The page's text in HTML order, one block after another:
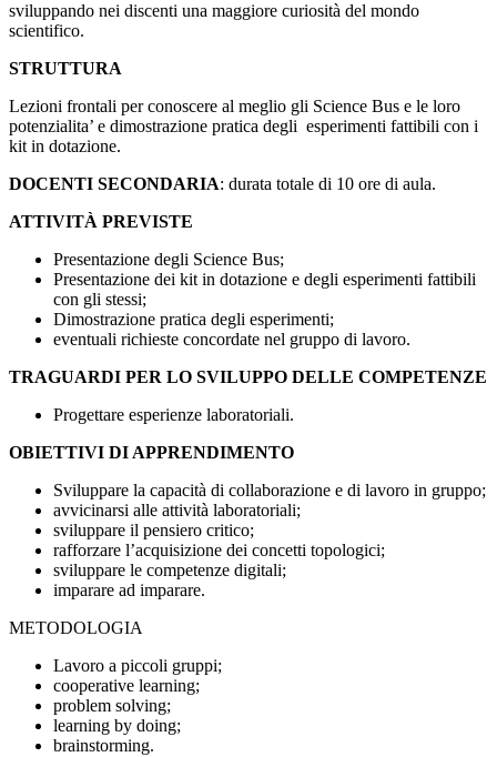
sviluppando nei discenti una maggiore curiosità del mondo
scientifico.
STRUTTURA
Lezioni frontali per conoscere al meglio gli Science Bus e le loro
potenzialita’ e dimostrazione pratica degli esperimenti fattibili con i
kit in dotazione.
DOCENTI SECONDARIA: durata totale di 10 ore di aula.
ATTIVITÀ PREVISTE
Presentazione degli Science Bus;
Presentazione dei kit in dotazione e degli esperimenti fattibili
con gli stessi;
Dimostrazione pratica degli esperimenti;
eventuali richieste concordate nel gruppo di lavoro.
TRAGUARDI PER LO SVILUPPO DELLE COMPETENZE
Progettare esperienze laboratoriali.
OBIETTIVI DI APPRENDIMENTO
Sviluppare la capacità di collaborazione e di lavoro in gruppo;
avvicinarsi alle attività laboratoriali;
sviluppare il pensiero critico;
rafforzare l’acquisizione dei concetti topologici;
sviluppare le competenze digitali;
imparare ad imparare.
METODOLOGIA
Lavoro a piccoli gruppi;
cooperative learning;
problem solving;
learning by doing;
brainstorming.